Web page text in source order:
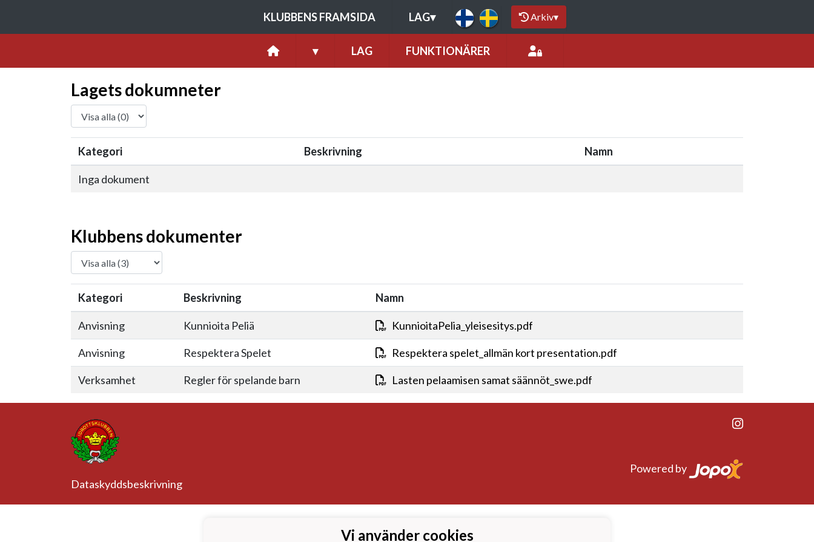
KLUBBENS FRAMSIDA LAG▾ Arkiv▾
▾ LAG FUNKTIONÄRER
Lagets dokumneter
Kategori Beskrivning Namn
Inga dokument
Klubbens dokumenter
Kategori Beskrivning Namn
Anvisning Kunnioita Peliä KunnioitaPelia_yleisesitys.pdf
Anvisning Respektera Spelet Respektera spelet_allmän kort presentation.pdf
Verksamhet Regler för spelande barn Lasten pelaamisen samat säännöt_swe.pdf
Dataskyddsbeskrivning
Powered by
Vi använder cookies